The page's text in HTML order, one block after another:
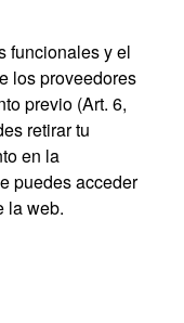
funcionales y el
los proveedores
previo (Art. 6,
retirar tu
en la
puedes acceder
la web.